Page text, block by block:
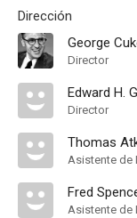
Dirección
George
Director
Edward H.
Director
Thomas
Fred